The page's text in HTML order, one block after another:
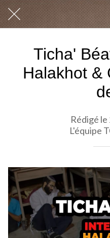
Ticha'
Halakhot &
Rédigé
L'équipe